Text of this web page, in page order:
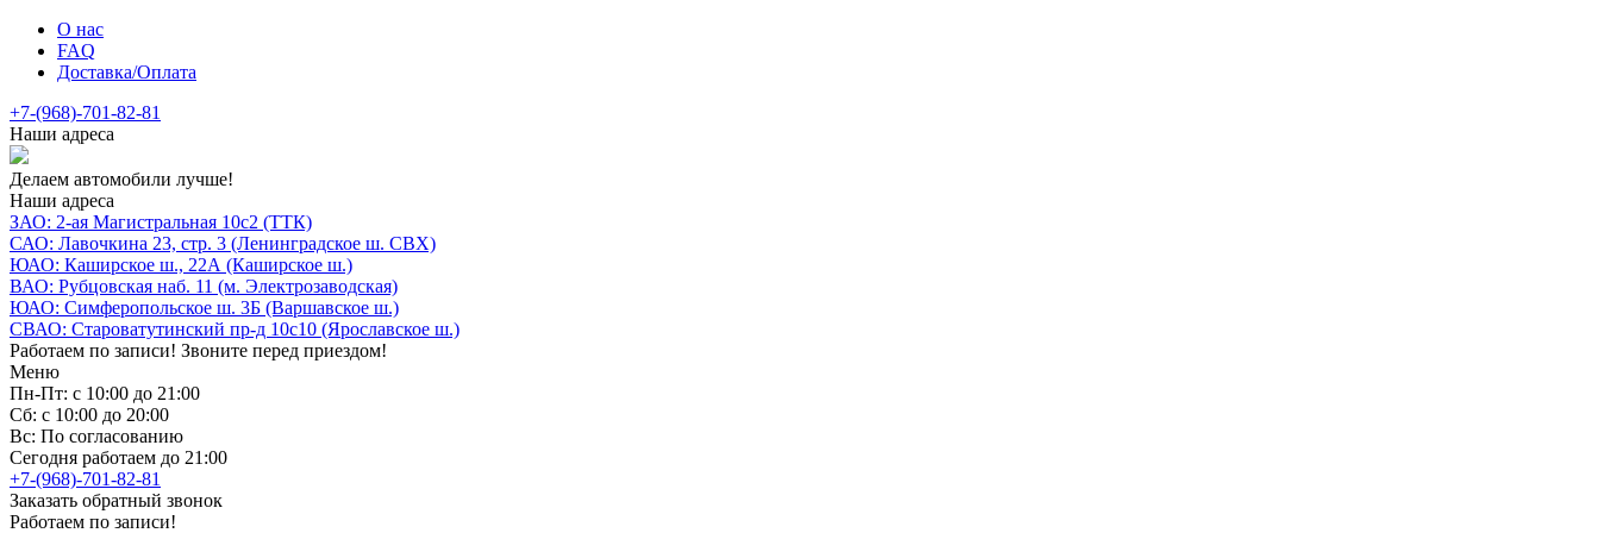
О нас
FAQ
Доставка/Оплата
+7-(968)-701-82-81
Наши адреса
Делаем автомобили лучше!
Наши адреса
ЗАО: 2-ая Магистральная 10с2 (ТТК)
САО: Лавочкина 23, стр. 3 (Ленинградское ш. СВХ)
ЮАО: Каширское ш., 22А (Каширское ш.)
ВАО: Рубцовская наб. 11 (м. Электрозаводская)
ЮАО: Симферопольское ш. 3Б (Варшавское ш.)
СВАО: Староватутинский пр-д 10с10 (Ярославское ш.)
Работаем по записи! Звоните перед приездом!
Меню
Пн-Пт: с 10:00 до 21:00
Сб: с 10:00 до 20:00
Вс: По согласованию
Сегодня работаем до 21:00
+7-(968)-701-82-81
Заказать обратный звонок
Работаем по записи!